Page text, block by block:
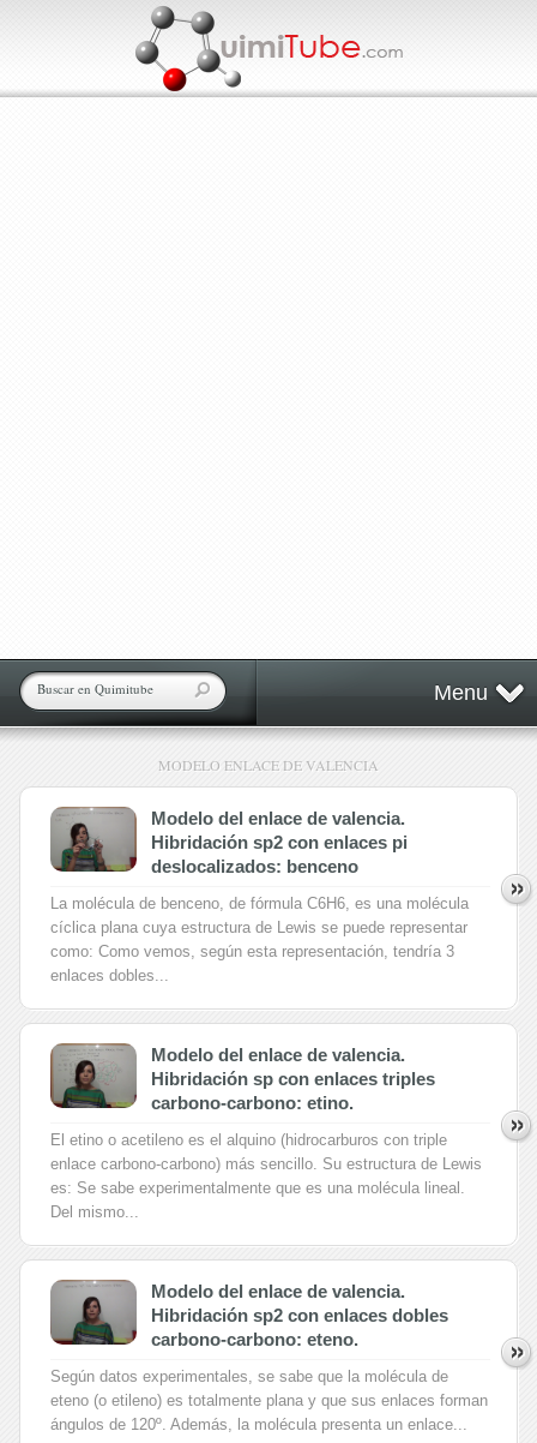
Menu
MODELO ENLACE DE VALENCIA
Modelo del enlace de valencia.
Hibridación sp2 con enlaces pi
deslocalizados: benceno
La molécula de benceno, de fórmula C6H6, es una molécula
cíclica plana cuya estructura de Lewis se puede representar
como: Como vemos, según esta representación, tendría 3
enlaces dobles...
Modelo del enlace de valencia.
Hibridación sp con enlaces triples
carbono-carbono: etino.
El etino o acetileno es el alquino (hidrocarburos con triple
enlace carbono-carbono) más sencillo. Su estructura de Lewis
es: Se sabe experimentalmente que es una molécula lineal.
Del mismo...
Modelo del enlace de valencia.
Hibridación sp2 con enlaces dobles
carbono-carbono: eteno.
Según datos experimentales, se sabe que la molécula de
eteno (o etileno) es totalmente plana y que sus enlaces forman
ángulos de 120º. Además, la molécula presenta un enlace...